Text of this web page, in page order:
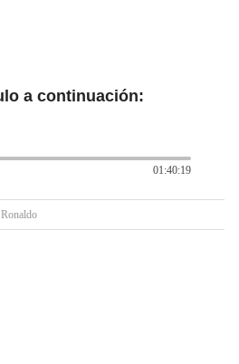
a continuación:
01:40:19